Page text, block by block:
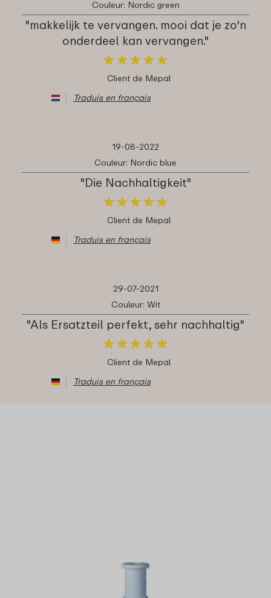
Couleur: Nordic green
"makkelijk te vervangen. mooi dat je zo'n
onderdeel kan vervangen."
★★★★★
★★★★★
Client de Mepal
Traduis en français
19-08-2022
Couleur: Nordic blue
"Die Nachhaltigkeit"
★★★★★
★★★★★
Client de Mepal
Traduis en français
29-07-2021
Couleur: Wit
"Als Ersatzteil perfekt, sehr nachhaltig"
★★★★★
★★★★★
Client de Mepal
Traduis en français